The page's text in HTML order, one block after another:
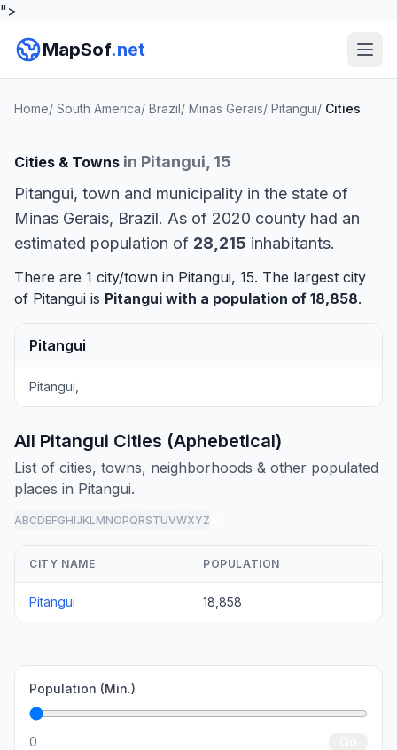
">
MapSof.net
Home/ South America/ Brazil/ Minas Gerais/ Pitangui/ Cities
Cities & Towns in Pitangui, 15
Pitangui, town and municipality in the state of
Minas Gerais, Brazil. As of 2020 county had an
estimated population of 28,215 inhabitants.
There are 1 city/town in Pitangui, 15. The largest city
of Pitangui is Pitangui with a population of 18,858.
Pitangui
Pitangui,
All Pitangui Cities (Aphebetical)
List of cities, towns, neighborhoods & other populated
places in Pitangui.
ABCDEFGHIJKLMNOPQRSTUVWXYZ
CITY NAME POPULATION
Pitangui 18,858
Population (Min.)
0